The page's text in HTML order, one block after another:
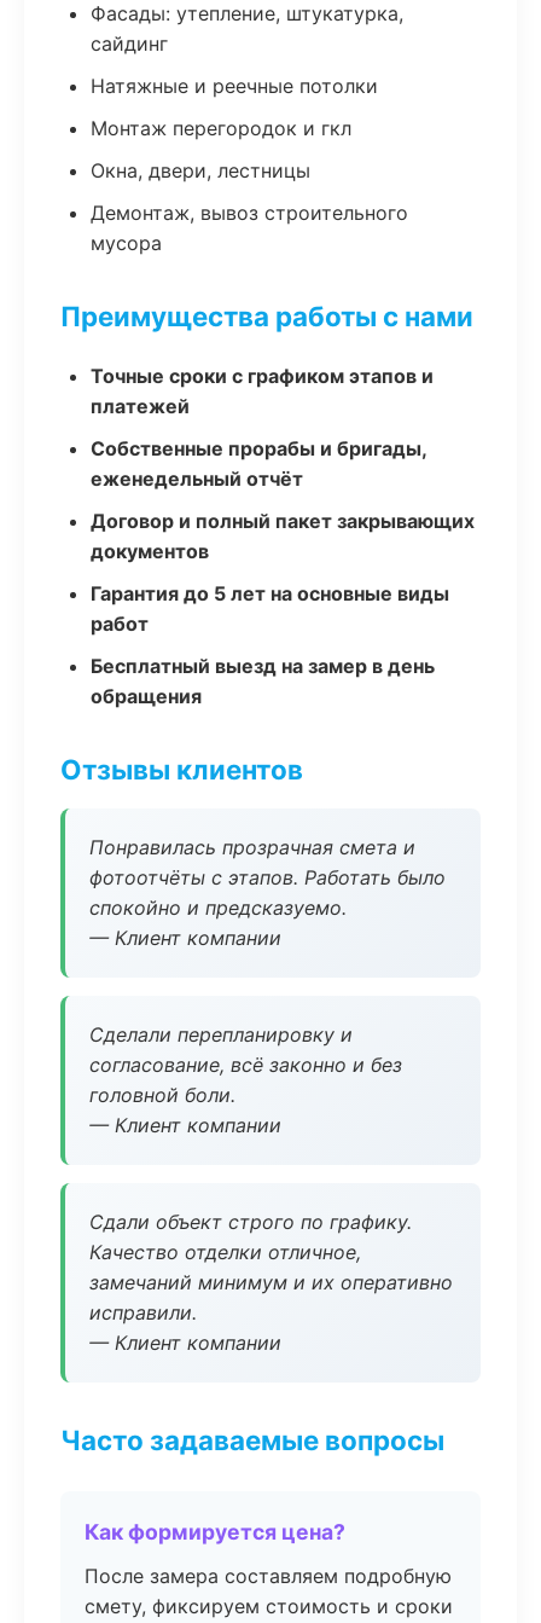
Фасады: утепление, штукатурка,
сайдинг
Натяжные и реечные потолки
Монтаж перегородок и гкл
Окна, двери, лестницы
Демонтаж, вывоз строительного
мусора
Преимущества работы с нами
Точные сроки с графиком этапов и
платежей
Собственные прорабы и бригады,
еженедельный отчёт
Договор и полный пакет закрывающих
документов
Гарантия до 5 лет на основные виды
работ
Бесплатный выезд на замер в день
обращения
Отзывы клиентов
Понравилась прозрачная смета и
фотоотчёты с этапов. Работать было
спокойно и предсказуемо.
— Клиент компании
Сделали перепланировку и
согласование, всё законно и без
головной боли.
— Клиент компании
Сдали объект строго по графику.
Качество отделки отличное,
замечаний минимум и их оперативно
исправили.
— Клиент компании
Часто задаваемые вопросы
Как формируется цена?
После замера составляем подробную
смету, фиксируем стоимость и сроки